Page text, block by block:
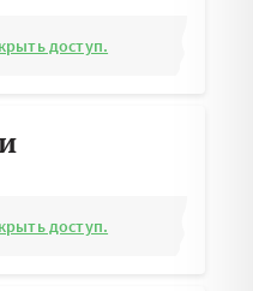
доступ.
доступ.